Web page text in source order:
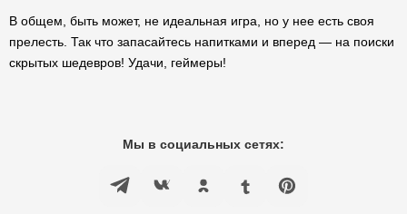
В общем, быть может, не идеальная игра, но у нее есть своя
прелесть. Так что запасайтесь напитками и вперед — на поиски
скрытых шедевров! Удачи, геймеры!
Мы в социальных сетях: